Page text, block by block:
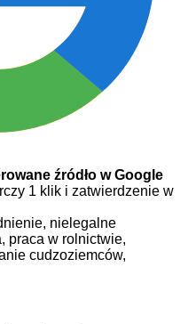
źródło w Google
1 klik i zatwierdzenie w
nielegalne
praca w rolnictwie,
cudzoziemców,